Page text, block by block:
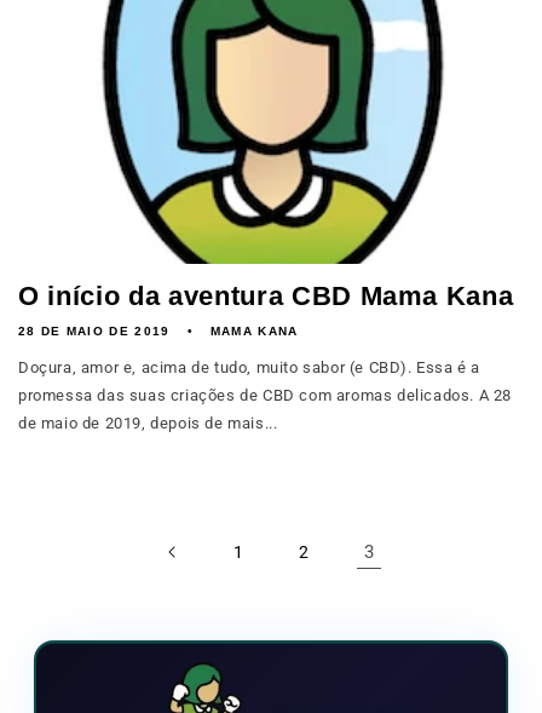
O início da aventura CBD Mama Kana
28 DE MAIO DE 2019 MAMA KANA
Doçura, amor e, acima de tudo, muito sabor (e CBD). Essa é a
promessa das suas criações de CBD com aromas delicados. A 28
de maio de 2019, depois de mais...
1 2 3